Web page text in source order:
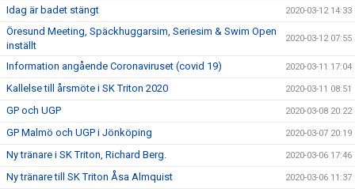
Idag är badet stängt 2020-03-12 14:33
Öresund Meeting, Späckhuggarsim, Seriesim & Swim Open
inställt
2020-03-12 07:55
Information angående Coronaviruset (covid 19) 2020-03-11 17:04
Kallelse till årsmöte i SK Triton 2020 2020-03-11 08:51
GP och UGP 2020-03-08 20:22
GP Malmö och UGP i Jönköping 2020-03-07 20:19
Ny tränare i SK Triton, Richard Berg. 2020-03-06 17:46
Ny tränare till SK Triton Åsa Almquist 2020-03-06 11:37